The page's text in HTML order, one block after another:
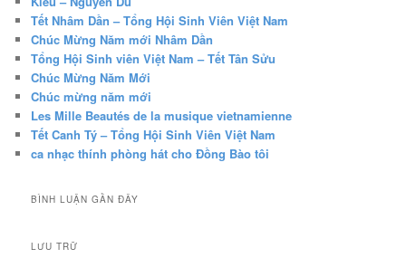
Tết Nhâm Dần – Tổng Hội Sinh Viên Việt Nam
Chúc Mừng Năm mới Nhâm Dần
Tổng Hội Sinh viên Việt Nam – Tết Tân Sửu
Chúc Mừng Năm Mới
Chúc mừng năm mới
Les Mille Beautés de la musique vietnamienne
Tết Canh Tý – Tổng Hội Sinh Viên Việt Nam
ca nhạc thính phòng hát cho Đồng Bào tôi
BÌNH LUẬN GẦN ĐÂY
LƯU TRỮ